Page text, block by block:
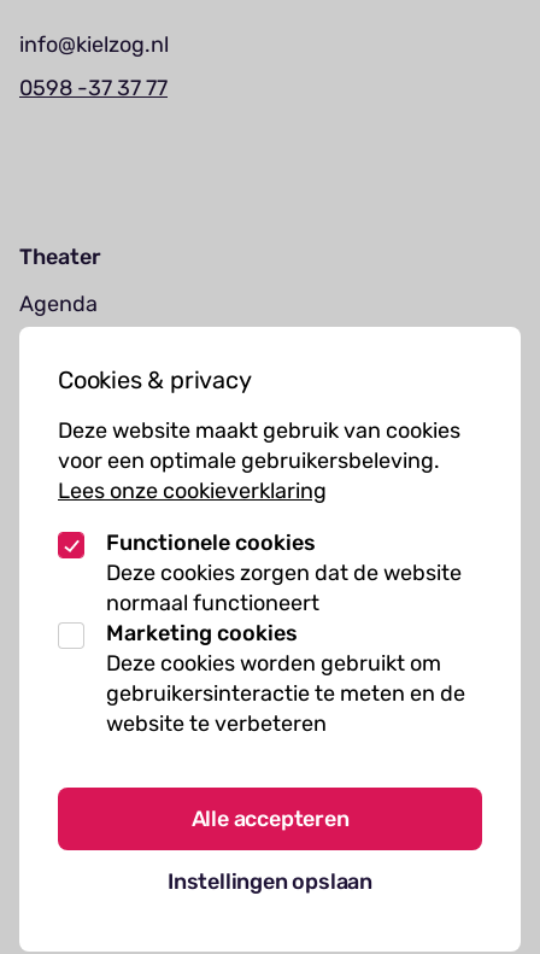
Cookies & privacy
Deze website maakt gebruik van cookies
voor een optimale gebruikersbeleving.
Lees onze cookieverklaring
Functionele cookies
Deze cookies zorgen dat de website
normaal functioneert
Marketing cookies
Deze cookies worden gebruikt om
gebruikersinteractie te meten en de
website te verbeteren
Alle accepteren
Instellingen opslaan
info@kielzog.nl
0598 -37 37 77
Theater
Agenda
Muziekcursussen
Kunst cursussen
Over ons
Organisatie
Werken bij Kielzog
Veelgestelde vragen
Algemene voorwaarden